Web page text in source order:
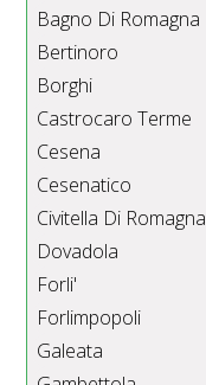
Bagno Di Romagna
Bertinoro
Borghi
Castrocaro Terme
Cesena
Cesenatico
Civitella Di Romagna
Dovadola
Forli'
Forlimpopoli
Galeata